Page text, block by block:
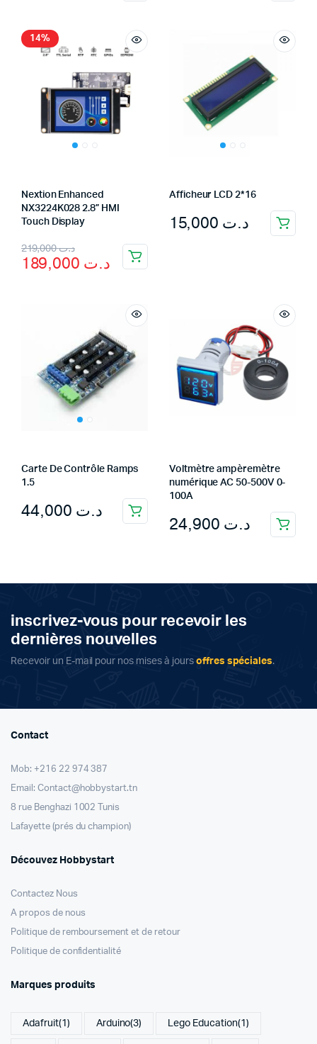
14%
Nextion Enhanced
NX3224K028 2.8” HMI
Touch Display
د.ت219,000
Original
price
د.ت
Current
price
Afficheur LCD 2*16
د.ت
Carte De Contrôle Ramps
1.5
د.ت
Voltmètre ampèremètre
numérique AC 50-500V 0-
100A
د.ت
inscrivez-vous pour recevoir les
dernières nouvelles
Recevoir un E-mail pour nos mises à jours offres spéciales.
Contact
Mob: +216 22 974 387
Email: Contact@hobbystart.tn
8 rue Benghazi 1002 Tunis
Lafayette (prés du champion)
Découvez Hobbystart
Contactez Nous
A propos de nous
Politique de remboursement et de retour
Politique de confidentialité
Marques produits
Adafruit(1) Arduino(3) Lego Education(1)